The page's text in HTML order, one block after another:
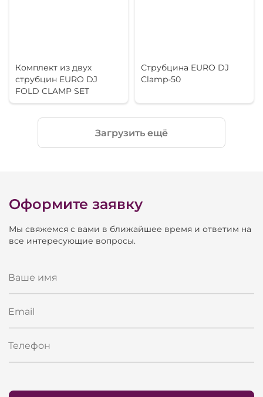
Комплект из двух
струбцин EURO DJ
FOLD CLAMP SET
Струбцина EURO DJ
Clamp-50
Загрузить ещё
Оформите заявку
Мы свяжемся с вами в ближайшее время и ответим на
все интересующие вопросы.
Ваше имя
Email
Телефон